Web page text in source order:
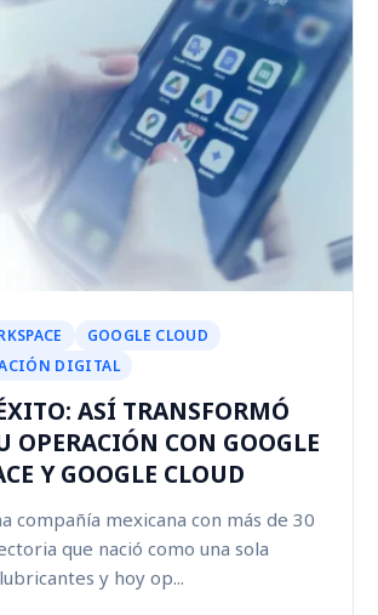
GOOGLE CLOUD
DIGITAL
ASÍ TRANSFORMÓ
OPERACIÓN CON GOOGLE
Y GOOGLE CLOUD
compañía mexicana con más de 30
que nació como una sola
y hoy op...